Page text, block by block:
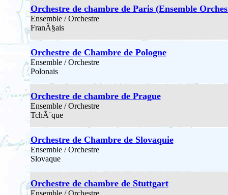
Orchestre de chambre de Paris (Ensemble
Ensemble / Orchestre
FranÃ§ais
Orchestre de Chambre de Pologne
Ensemble / Orchestre
Polonais
Orchestre de chambre de Prague
Ensemble / Orchestre
TchÃ¨que
Orchestre de Chambre de Slovaquie
Ensemble / Orchestre
Slovaque
Orchestre de chambre de Stuttgart